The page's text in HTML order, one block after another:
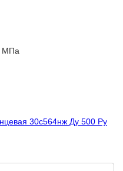
МПа
30с564нж Ду 500 Ру